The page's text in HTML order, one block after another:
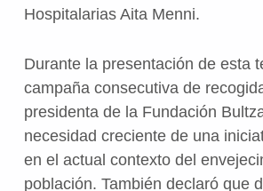
Hospitalarias Aita Menni.
Durante la presentación de esta
campaña consecutiva de
presidenta de la Fundación
necesidad creciente de una
en el actual contexto del
población. También declaró que